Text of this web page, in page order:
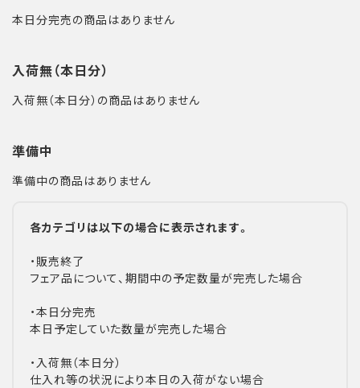
本日分完売の商品はありません
入荷無（本日分）
入荷無（本日分）の商品はありません
準備中
準備中の商品はありません
各カテゴリは以下の場合に表示されます。
・販売終了
フェア品について、期間中の予定数量が完売した場合
・本日分完売
本日予定していた数量が完売した場合
・入荷無（本日分）
仕入れ等の状況により本日の入荷がない場合